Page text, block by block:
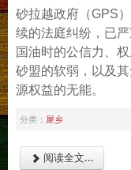
砂拉越政府（GPS
续的法庭纠纷，已
国油时的公信力、
砂盟的软弱，以及
源权益的无能。
分类： 犀乡
阅读全文...